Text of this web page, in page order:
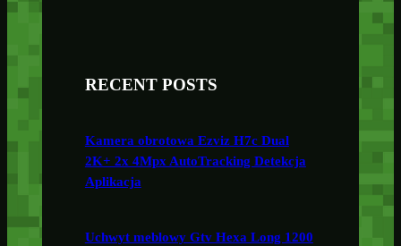
RECENT POSTS
Kamera obrotowa Ezviz H7c Dual
2K+ 2x 4Mpx AutoTracking Detekcja
Aplikacja
Uchwyt meblowy Gtv Hexa Long 1200